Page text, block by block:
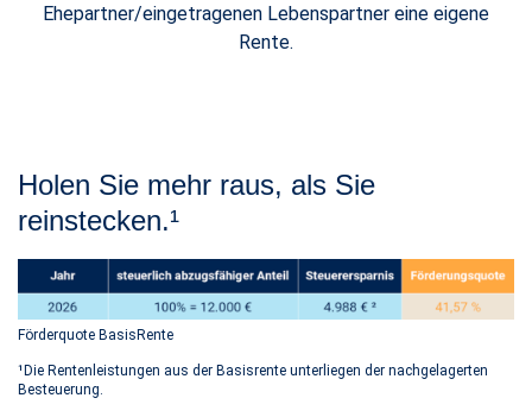
Ehepartner/eingetragenen Lebenspartner eine eigene
Rente.
Holen Sie mehr raus, als Sie
reinstecken.¹
Förderquote BasisRente
¹Die Rentenleistungen aus der Basisrente unterliegen der nachgelagerten
Besteuerung.